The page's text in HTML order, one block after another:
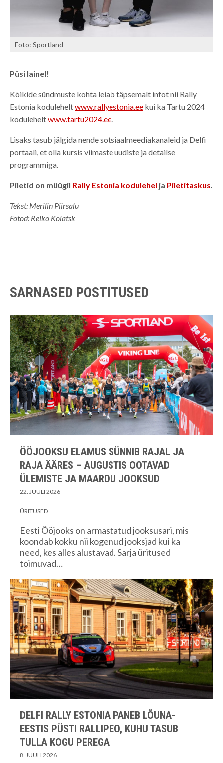
Foto: Sportland
Püsi lainel!
Kõikide sündmuste kohta leiab täpsemalt infot nii Rally
Estonia koduleheltwww.rallyestonia.ee kui ka Tartu 2024
koduleheltwww.tartu2024.ee.
Lisaks tasub jälgida nende sotsiaalmeediakanaleid ja Delfi
portaali, et olla kursis viimaste uudiste ja detailse
programmiga.
Piletid on müügil Rally Estonia kodulehel ja Piletitaskus.
Tekst: Merilin Piirsalu
Fotod: Reiko Kolatsk
SARNASED POSTITUSED
ÖÖJOOKSU ELAMUS SÜNNIB RAJAL JA
RAJA ÄÄRES – AUGUSTIS OOTAVAD
ÜLEMISTE JA MAARDU JOOKSUD
22. JUULI 2026
ÜRITUSED
Eesti Ööjooks on armastatud jooksusari, mis
koondab kokku nii kogenud jooksjad kui ka
need, kes alles alustavad. Sarja üritused
toimuvad…
DELFI RALLY ESTONIA PANEB LÕUNA-
EESTIS PÜSTI RALLIPEO, KUHU TASUB
TULLA KOGU PEREGA
8. JUULI 2026